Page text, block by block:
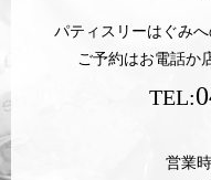
パティスリーはぐみ
ご予約はお電話か
TEL:
営業